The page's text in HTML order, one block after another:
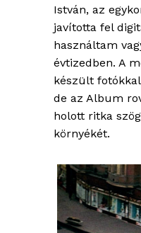
István, az
javította fel
használtam
évtizedben. A
készült
de az Album
holott ritka
környékét.